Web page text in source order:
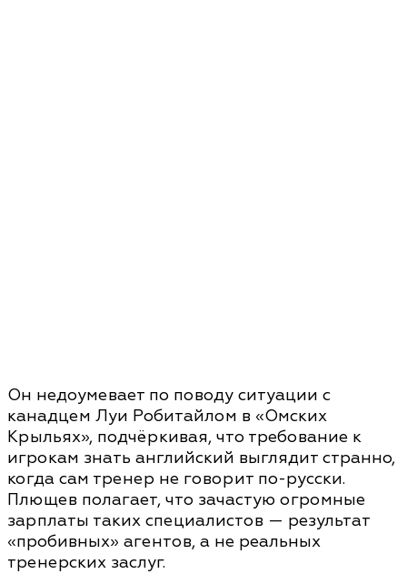
Он недоумевает по поводу ситуации с
канадцем Луи Робитайлом в «Омских
Крыльях», подчёркивая, что требование к
игрокам знать английский выглядит странно,
когда сам тренер не говорит по-русски.
Плющев полагает, что зачастую огромные
зарплаты таких специалистов — результат
«пробивных» агентов, а не реальных
тренерских заслуг.